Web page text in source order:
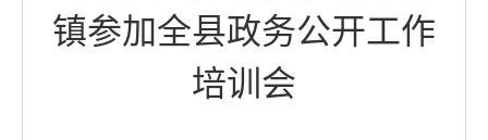
镇参加全县政务公开工作
培训会